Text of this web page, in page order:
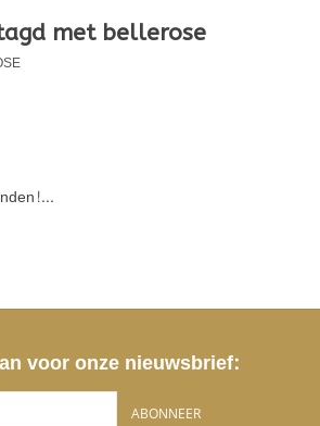
met bellerose
voor onze nieuwsbrief:
ABONNEER